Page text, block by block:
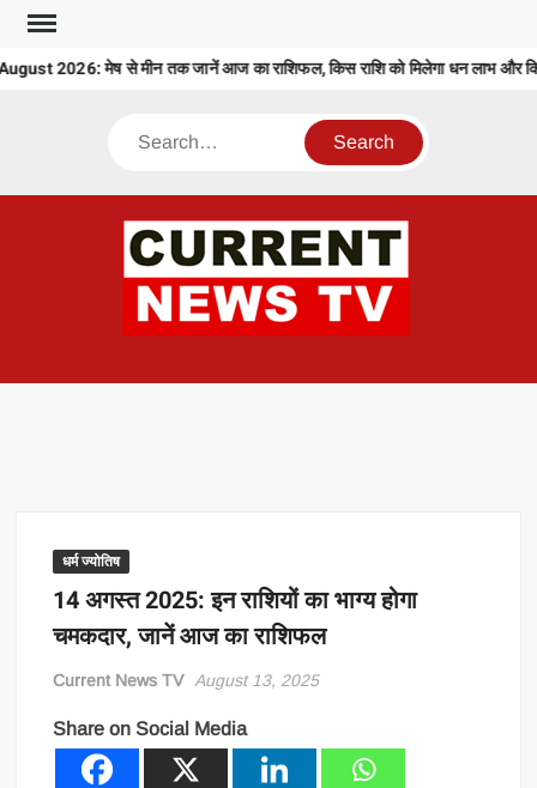
Skip
content
2026: मेष से मीन तक जानें आज का राशिफल, किस राशि को मिलेगा धन लाभ और किसे
Search
धर्म ज्योतिष
14 अगस्त 2025: इन राशियों का भाग्य होगा
चमकदार, जानें आज का राशिफल
Current News TV August 13, 2025
Share on Social Media